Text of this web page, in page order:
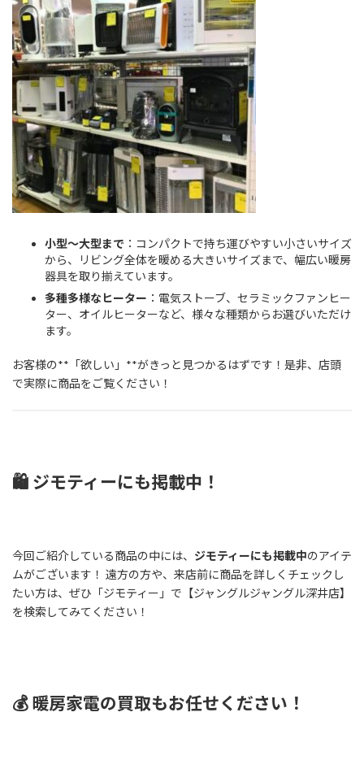
小型～大型まで ：コンパクトで持ち運びやすい小さいサイズ
から、リビング全体を暖める大きいサイズまで、幅広い暖房
器具を取り揃えています。
多種多様なヒーター ：電気ストーブ、セラミックファンヒー
ター、オイルヒーターなど、様々な種類からお選びいただけ
ます。
お客様の**「欲しい」**がきっと見つかるはずです！是非、店頭
で実際に商品をご覧ください！
🛍️ ジモティーにも掲載中！
今回ご紹介している商品の中には、 ジモティーにも掲載中のアイテ
ムがございます！ 遠方の方や、来店前に商品を詳しくチェックし
たい方は、ぜひ「ジモティー」で【ジャングルジャングル深井店】
を検索してみてください！
💰 暖房家電の買取もお任せください！